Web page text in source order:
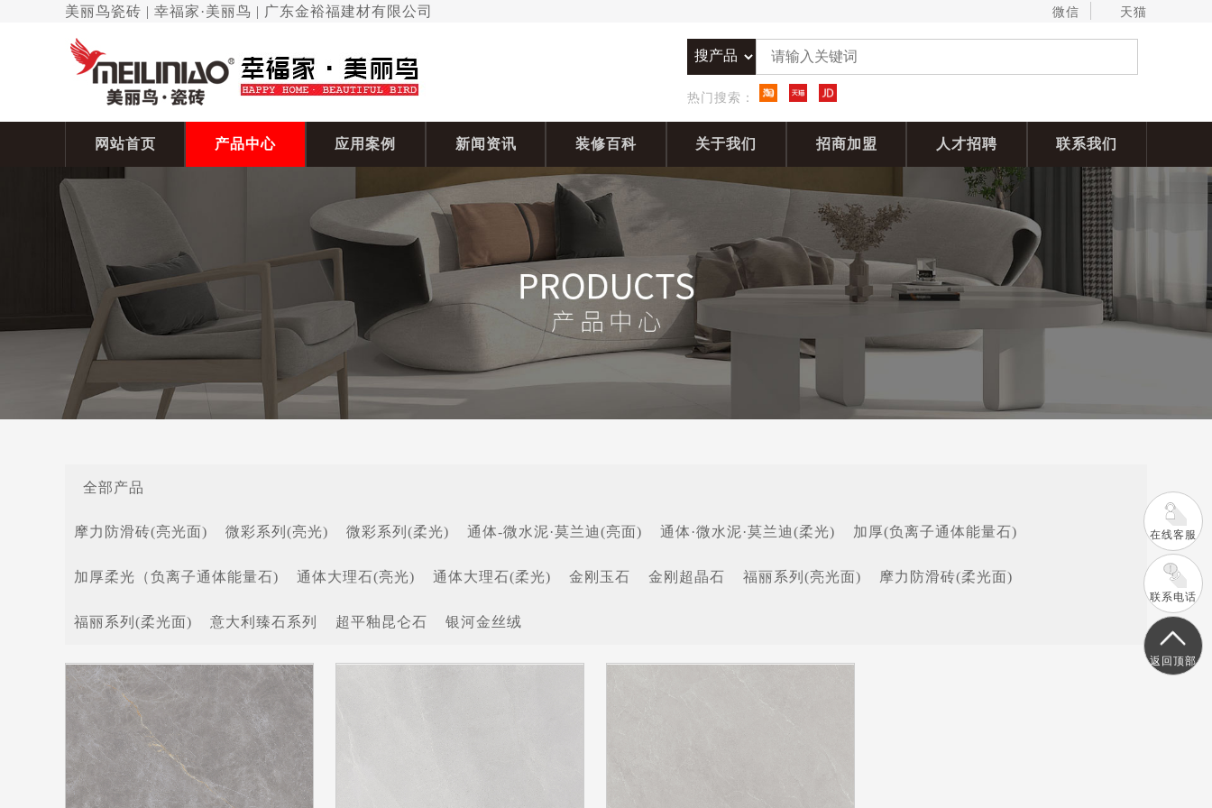
美丽鸟瓷砖 | 幸福家·美丽鸟 | 广东金裕福建材有限公司 微信 天猫
热门搜索：
网站首页 产品中心 应用案例 新闻资讯 装修百科 关于我们 招商加盟 人才招聘 联系我们
在线客服
联系电话
返回顶部
全部产品
摩力防滑砖(亮光面) 微彩系列(亮光) 微彩系列(柔光) 通体-微水泥·莫兰迪(亮面) 通体·微水泥·莫兰迪(柔光) 加厚(负离子通体能量石)
加厚柔光（负离子通体能量石) 通体大理石(亮光) 通体大理石(柔光) 金刚玉石 金刚超晶石 福丽系列(亮光面) 摩力防滑砖(柔光面)
福丽系列(柔光面) 意大利臻石系列 超平釉昆仑石 银河金丝绒